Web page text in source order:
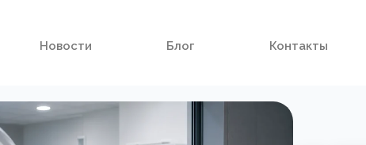
Новости Блог Контакты